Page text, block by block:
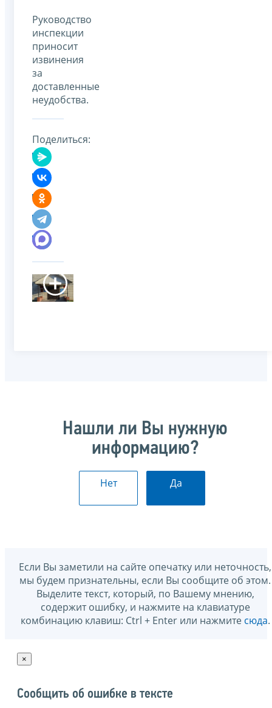
Руководство
инспекции
приносит
извинения
за
доставленные
неудобства.
Поделиться:
Нашли ли Вы нужную
информацию?
Нет Да
Если Вы заметили на сайте опечатку или неточность,
мы будем признательны, если Вы сообщите об этом.
Выделите текст, который, по Вашему мнению,
содержит ошибку, и нажмите на клавиатуре
комбинацию клавиш: Ctrl + Enter или нажмите сюда.
×
Сообщить об ошибке в тексте